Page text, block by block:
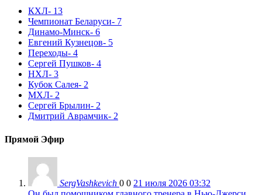
КХЛ- 13
Чемпионат Беларуси- 7
Динамо-Минск- 6
Евгений Кузнецов- 5
Переходы- 4
Сергей Пушков- 4
НХЛ- 3
Кубок Салея- 2
МХЛ- 2
Сергей Брылин- 2
Дмитрий Аврамчик- 2
Прямой Эфир
SergVashkevich 0 0 21 июля 2026 03:32